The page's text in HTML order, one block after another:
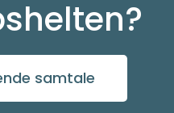
samtale